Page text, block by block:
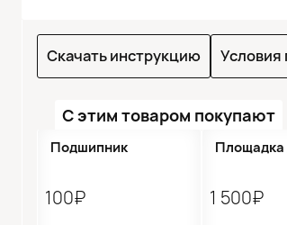
Скачать инструкцию Условия
С этим товаром покупают
Подшипник
100₽
Площадка
1 500₽